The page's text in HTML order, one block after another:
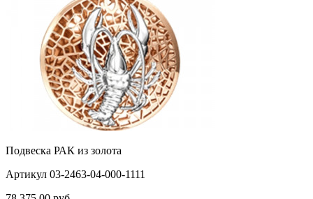
Подвеска РАК из золота
Артикул 03-2463-04-000-1111